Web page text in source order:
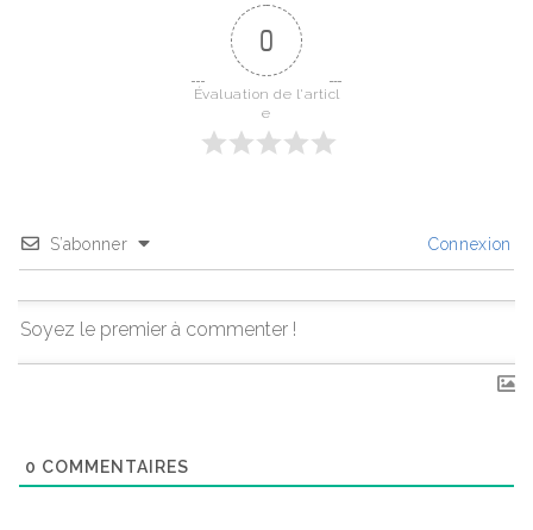
0
Évaluation de l'articl
e
S’abonner Connexion
0 COMMENTAIRES